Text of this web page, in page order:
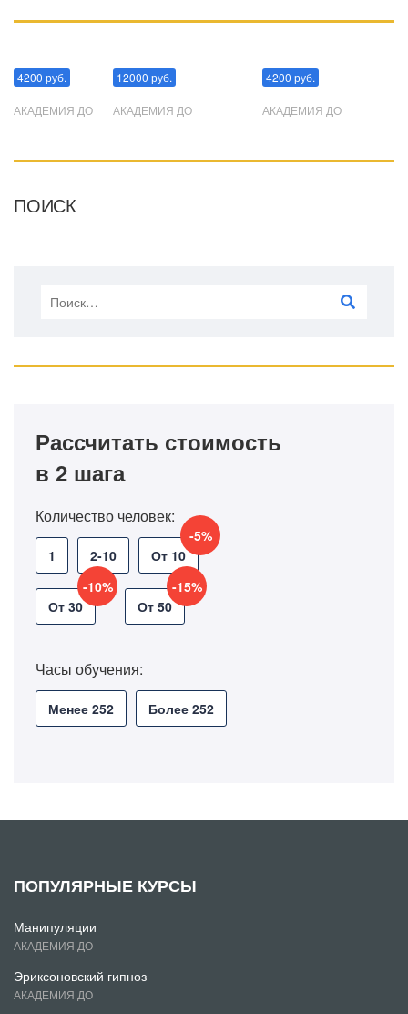
4200 руб.
АКАДЕМИЯ ДО
12000 руб.
АКАДЕМИЯ ДО
4200 руб.
АКАДЕМИЯ ДО
ПОИСК
Рассчитать стоимость
в 2 шага
Количество человек:
1 2-10 От 10
-5%
От 30
-10%
От 50
-15%
Часы обучения:
Менее 252 Более 252
ПОПУЛЯРНЫЕ КУРСЫ
Манипуляции
АКАДЕМИЯ ДО
Эриксоновский гипноз
АКАДЕМИЯ ДО